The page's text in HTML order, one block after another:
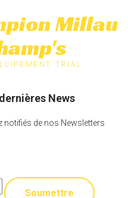
Millau
TRIAL
News
notifiés de nos Newsletters
Soumettre